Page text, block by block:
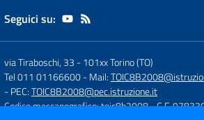
Seguici su:
via Tiraboschi, 33 -101xx Torino (TO)
Tel 011 01166600- Mail:
- PEC:TOIC8B2008@pec.istruzione.it
Codice meccanografico: toic8b2008- C.F.